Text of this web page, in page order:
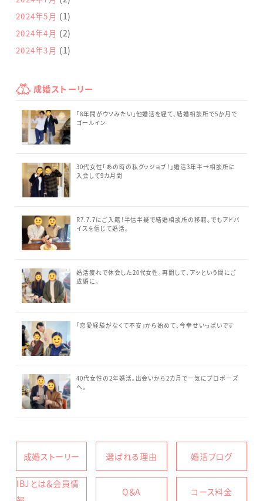
2024年5月 (1)
2024年4月 (2)
2024年3月 (1)
成婚ストーリー
「8年間がウソみたい」他婚活を経て、結婚相談所で5か月で
ゴールイン
30代女性「あの時の私グッジョブ！」婚活3年半→相談所に
入会して9カ月間
R7.7.7にご入籍！半信半疑で結婚相談所の移籍。でもアドバ
イスを信じて婚活。
婚活疲れで休会した20代女性。再開して、アッという間にご
成婚に。
「恋愛経験がなくて不安」から始めて、今幸せいっぱいです
40代女性の2年婚活。出会いから2カ月で一気にプロポーズ
へ。
成婚ストーリー 選ばれる理由 婚活ブログ
IBJとは＆会員情
Q＆A コース料金